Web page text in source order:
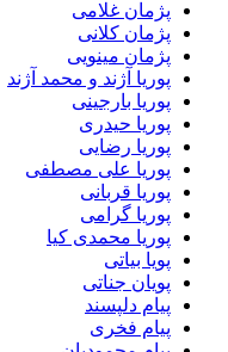
پژمان غلامی
پژمان کلانی
پژمان مینویی
پوریا آژند و محمد آژند
پوریا بارجینی
پوریا حیدری
پوریا رضایی
پوریا علی مصطفی
پوریا قربانی
پوریا گرامی
پوریا محمدی کیا
پویا بیاتی
پویان جناتی
پیام دلپسند
پیام فخری